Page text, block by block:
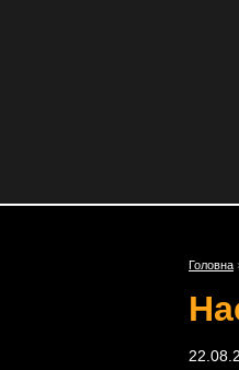
Головна